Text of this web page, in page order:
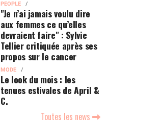
PEOPLE
"Je n’ai jamais voulu dire
aux femmes ce qu’elles
devraient faire" : Sylvie
Tellier critiquée après ses
propos sur le cancer
MODE
Le look du mois : les
tenues estivales de April &
C.
Toutes les news